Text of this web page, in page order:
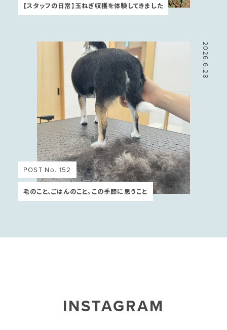
【スタッフの日常】玉ねぎ収穫を体験してきました
2026.6.28
POST No. 152
毛のこと、ごはんのこと。この季節に思うこと
INSTAGRAM